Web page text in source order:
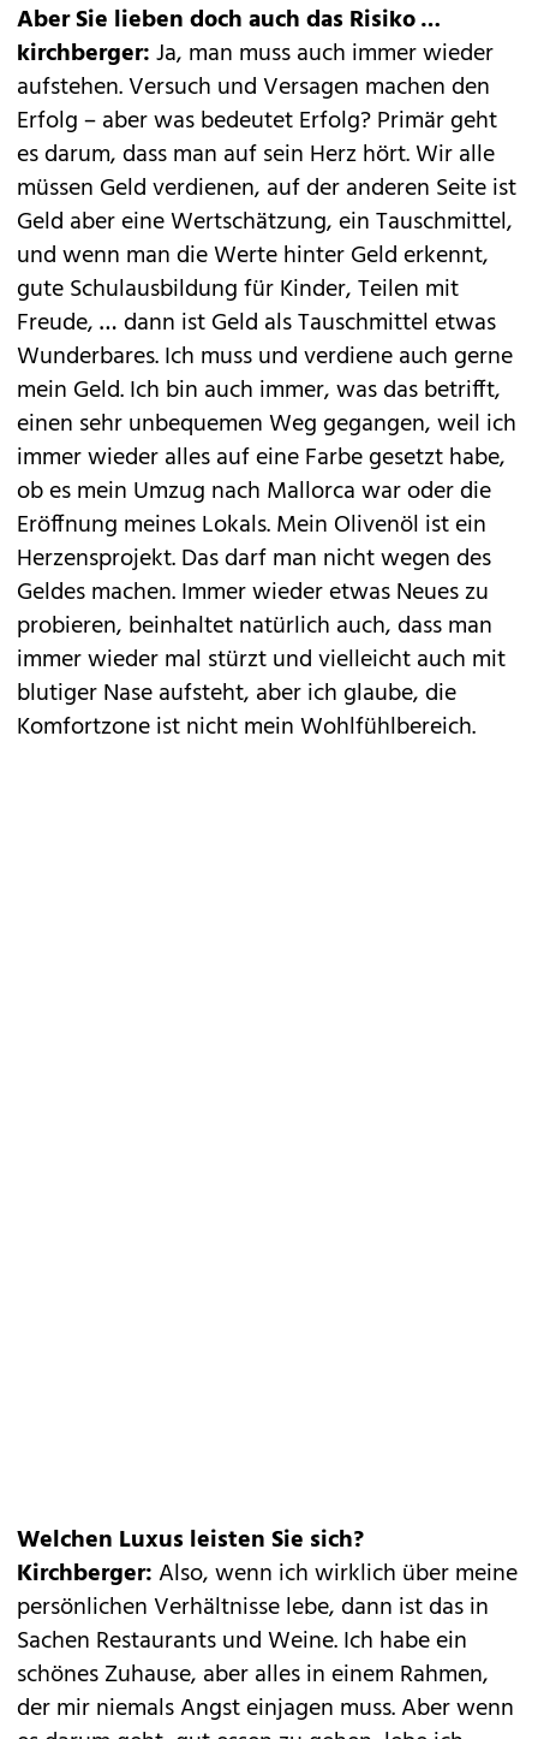
Aber Sie lieben doch auch das Risiko …
kirchberger:Ja, man muss auch immer wieder
aufstehen. Versuch und Versagen machen den
Erfolg – aber was bedeutet Erfolg? Primär geht
es darum, dass man auf sein Herz hört. Wir alle
müssen Geld verdienen, auf der anderen Seite ist
Geld aber eine Wertschätzung, ein Tauschmittel,
und wenn man die Werte hinter Geld erkennt,
gute Schulausbildung für Kinder, Teilen mit
Freude, … dann ist Geld als Tauschmittel etwas
Wunderbares. Ich muss und verdiene auch gerne
mein Geld. Ich bin auch immer, was das betrifft,
einen sehr unbequemen Weg gegangen, weil ich
immer wieder alles auf eine Farbe gesetzt habe,
ob es mein Umzug nach Mallorca war oder die
Eröffnung meines Lokals. Mein Olivenöl ist ein
Herzensprojekt. Das darf man nicht wegen des
Geldes machen. Immer wieder etwas Neues zu
probieren, beinhaltet natürlich auch, dass man
immer wieder mal stürzt und vielleicht auch mit
blutiger Nase aufsteht, aber ich glaube, die
Komfortzone ist nicht mein Wohlfühlbereich.
Welchen Luxus leisten Sie sich?
Kirchberger:Also, wenn ich wirklich über meine
persönlichen Verhältnisse lebe, dann ist das in
Sachen Restaurants und Weine. Ich habe ein
schönes Zuhause, aber alles in einem Rahmen,
der mir niemals Angst einjagen muss. Aber wenn